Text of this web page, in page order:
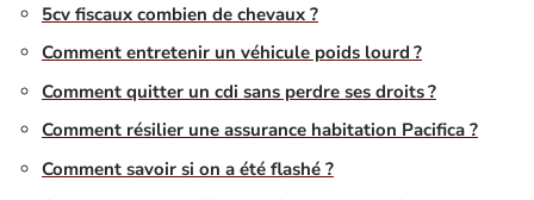
5cv fiscaux combien de chevaux ?
Comment entretenir un véhicule poids lourd ?
Comment quitter un cdi sans perdre ses droits ?
Comment résilier une assurance habitation Pacifica ?
Comment savoir si on a été flashé ?